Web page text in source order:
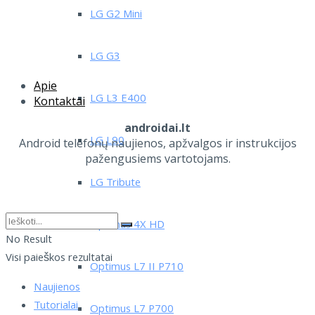
LG G2 Mini
LG G3
LG L3 E400
LG L90
LG Tribute
Optimus 4X HD
Optimus L7 II P710
Optimus L7 P700
Apie
Kontaktai
androidai.lt
Android telefonų naujienos, apžvalgos ir instrukcijos
pažengusiems vartotojams.
No Result
Visi paieškos rezultatai
Naujienos
Tutorialai